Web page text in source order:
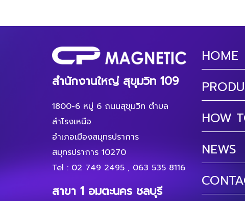
สำนักงานใหญ่ สุขุมวิท 109
1800-6 หมู่ 6 ถนนสุขุมวิท ตำบล
สำโรงเหนือ
อำเภอเมืองสมุทรปราการ
สมุทรปราการ 10270
Tel : 02 749 2495 , 063 535 8116
สาขา 1 อมตะนคร ชลบุรี
HOME
HOW
NEWS